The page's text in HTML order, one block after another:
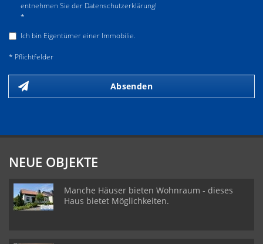
entnehmen Sie der Datenschutzerklärung!
*
Ich bin Eigentümer einer Immobilie.
* Pflichtfelder
Absenden
NEUE OBJEKTE
Manche Häuser bieten Wohnraum - dieses
Haus bietet Möglichkeiten.